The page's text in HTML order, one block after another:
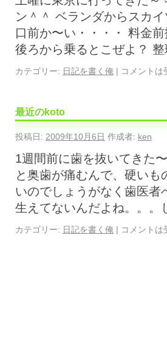
ン＾＾ ベランダからスカ
口前か〜い・・・・ 料金
後ろから乗るとこぜよ？
カテゴリー: 日記を書く俺 | コメントは
最近のkoto
投稿日: 2009年10月6日 作成者: ken
1週間前に歯を抜いてきた
と奥歯が痛むんで、硬い
いのでしょうがなく歯医
生えてないんだよね。。
カテゴリー: 日記を書く俺 | コメントは